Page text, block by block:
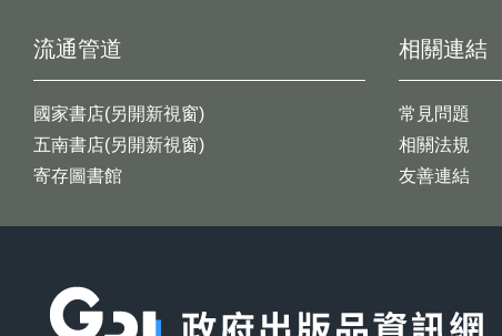
流通管道
國家書店(另開新視窗)
五南書店(另開新視窗)
寄存圖書館
相關連結
常見問題
相關法規
友善連結